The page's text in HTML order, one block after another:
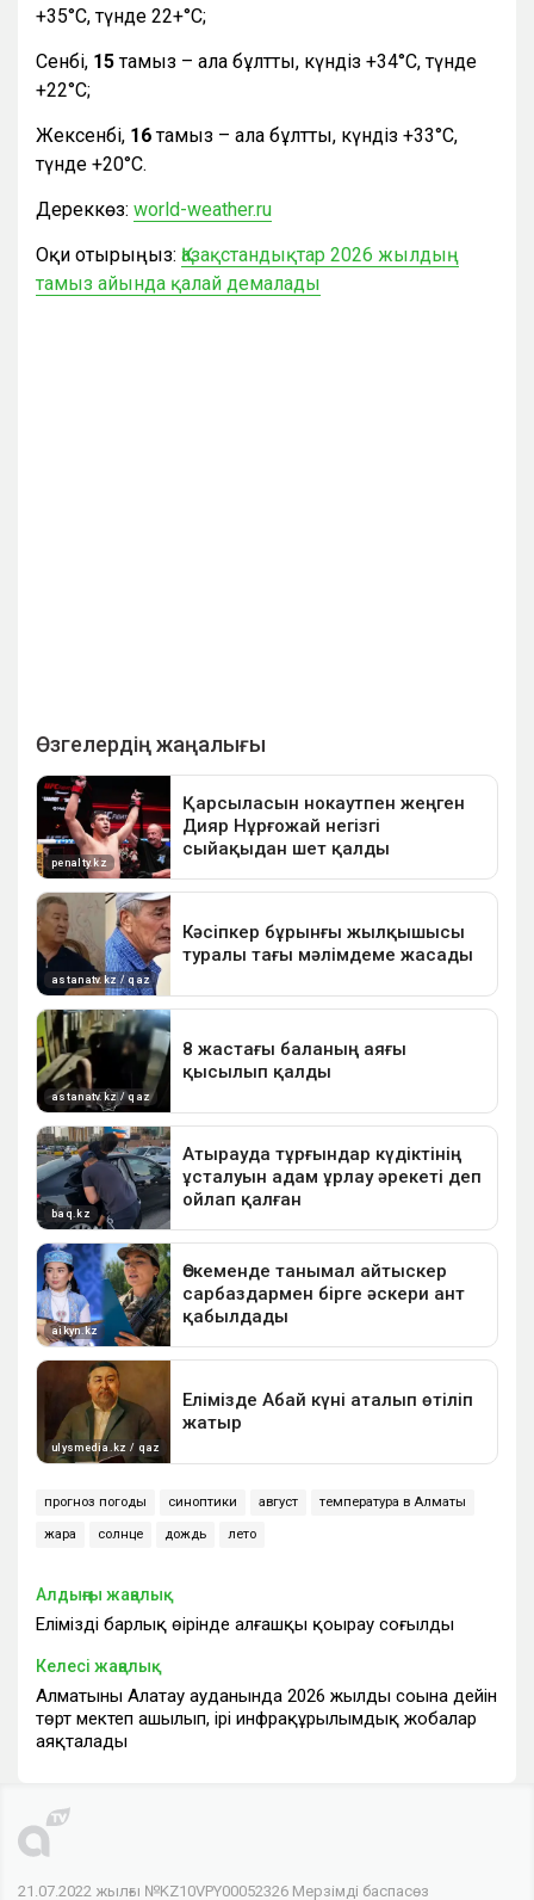
+35°С, түнде 22+°С;
Сенбі, 15тамыз – ала бұлтты, күндіз +34°С, түнде
+22°С;
Жексенбі, 16тамыз – ала бұлтты, күндіз +33°С,
түнде +20°С.
Дереккөз: world-weather.ru
Оқи отырыңыз: Қазақстандықтар 2026 жылдың
тамыз айында қалай демалады
прогноз погоды синоптики август температура в Алматы
жара солнце дождь лето
Алдыңғы жаңалық
Еліміздің барлық өңірінде алғашқы қоңырау соғылды
Келесі жаңалық
Алматының Алатау ауданында 2026 жылдың соңына дейін
төрт мектеп ашылып, ірі инфрақұрылымдық жобалар
аяқталады
21.07.2022 жылғы №KZ10VPY00052326 Мерзімді баспасөз